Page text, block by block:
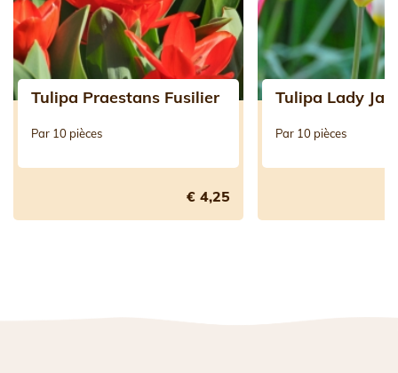
Tulipa Praestans Fusilier
Par 10 pièces
€ 4,25
Tulipa Lady
Par 10 pièces